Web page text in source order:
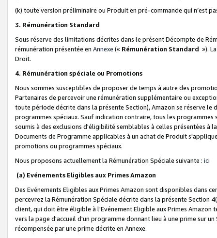
(k) toute version préliminaire ou Produit en pré-commande qui n’est
3. Rémunération Standard
Sous réserve des limitations décrites dans le présent Décompte de
rémunération présentée en Annexe (« Rémunération Standard »).
Droit.
4. Rémunération spéciale ou Promotions
Nous sommes susceptibles de proposer de temps à autre des
Partenaires de percevoir une rémunération supplémentaire ou
toute période décrite dans la présente Section), Amazon se réserve
programmes spéciaux. Sauf indication contraire, tous les
soumis à des exclusions d'éligibilité semblables à celles présentées à
Documents de Programme applicables à un achat de Produit
promotions ou programmes spéciaux.
Nous proposons actuellement la Rémunération Spéciale suivante : ici
(a) Evénements Eligibles aux Primes Amazon
Des Evénements Eligibles aux Primes Amazon sont disponibles dans
percevrez la Rémunération Spéciale décrite dans la présente Section
client, qui doit être éligible à l'Evénement Eligible aux Primes Amazon
vers la page d'accueil d'un programme donnant lieu à une prime sur
récompensée par une prime décrite en Annexe.